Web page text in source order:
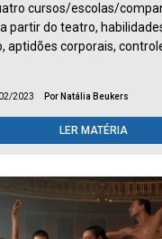
cursos/escolas/
partir do teatro,
aptidões corporais,
2023 Por Natália Beukers
LER MATÉRIA